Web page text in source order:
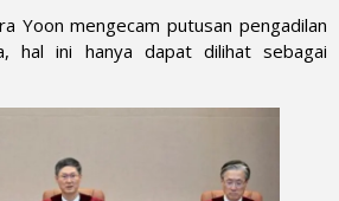
Yoon mengecam putusan pengadilan
hal ini hanya dapat dilihat sebagai